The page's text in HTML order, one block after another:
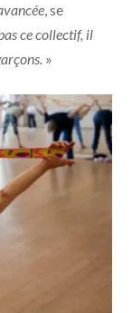
,se
ce collectif, il
»